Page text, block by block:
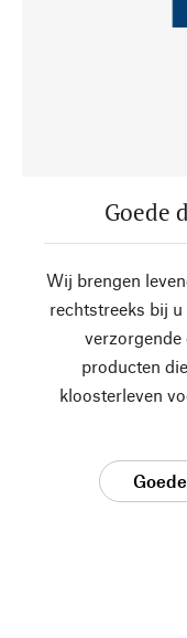
Goede
Wij brengen
rechtstreeks bij
verzorgende
producten
kloosterleven